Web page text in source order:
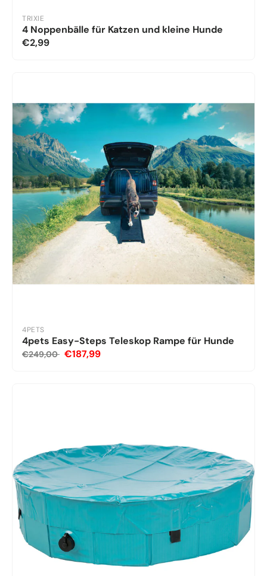
TRIXIE
4 Noppenbälle für Katzen und kleine Hunde
€2,99
4PETS
4pets Easy-Steps Teleskop Rampe für Hunde
€249,00 €187,99